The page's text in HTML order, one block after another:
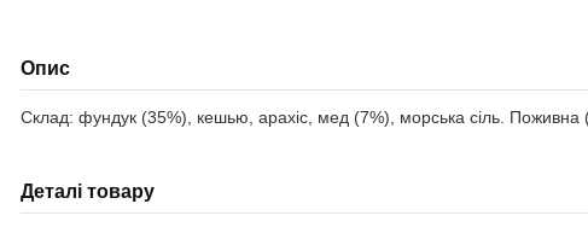
Опис
Склад: фундук (35%), кешью, арахіс, мед (7%), морська сіль. Поживна
Деталі товару